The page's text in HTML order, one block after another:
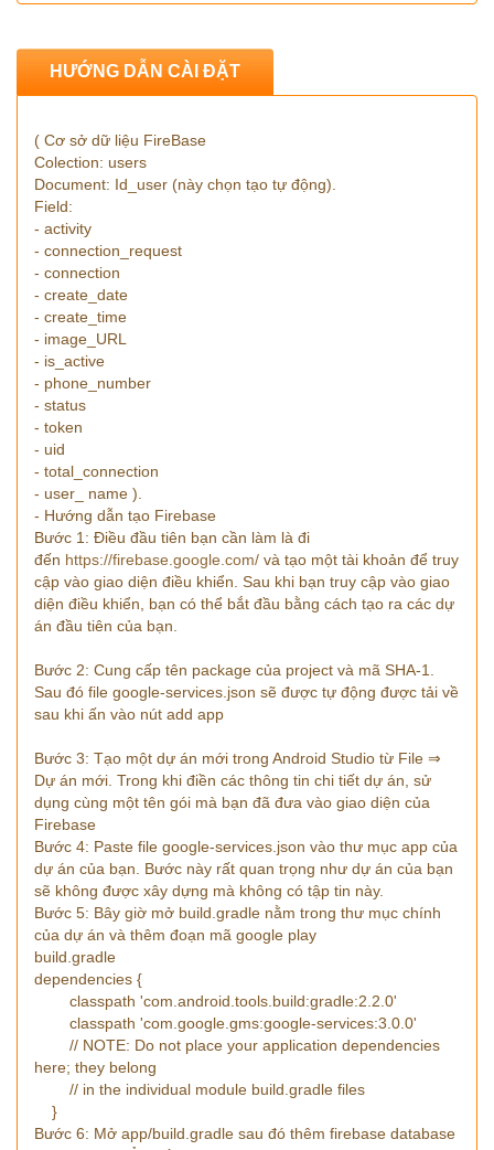
HƯỚNG DẪN CÀI ĐẶT
( Cơ sở dữ liệu FireBase
Colection: users
Document: Id_user (này chọn tạo tự động).
Field:
- activity
- connection_request
- connection
- create_date
- create_time
- image_URL
- is_active
- phone_number
- status
- token
- uid
- total_connection
- user_ name ).
- Hướng dẫn tạo Firebase
Bước 1: Điều đầu tiên bạn cần làm là đi
đến https://firebase.google.com/ và tạo một tài khoản để truy
cập vào giao diện điều khiển. Sau khi bạn truy cập vào giao
diện điều khiển, bạn có thể bắt đầu bằng cách tạo ra các dự
án đầu tiên của bạn.
Bước 2: Cung cấp tên package của project và mã SHA-1.
Sau đó file google-services.json sẽ được tự động được tải về
sau khi ấn vào nút add app
Bước 3: Tạo một dự án mới trong Android Studio từ File ⇒
Dự án mới. Trong khi điền các thông tin chi tiết dự án, sử
dụng cùng một tên gói mà bạn đã đưa vào giao diện của
Firebase
Bước 4: Paste file google-services.json vào thư mục app của
dự án của bạn. Bước này rất quan trọng như dự án của bạn
sẽ không được xây dựng mà không có tập tin này.
Bước 5: Bây giờ mở build.gradle nằm trong thư mục chính
của dự án và thêm đoạn mã google play
build.gradle
dependencies {
classpath 'com.android.tools.build:gradle:2.2.0'
classpath 'com.google.gms:google-services:3.0.0'
// NOTE: Do not place your application dependencies
here; they belong
// in the individual module build.gradle files
}
Bước 6: Mở app/build.gradle sau đó thêm firebase database